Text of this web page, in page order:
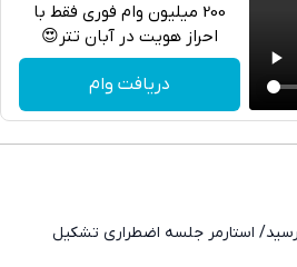
واتساپ
200 میلیون وام فوری فقط با
احراز هویت در آبان تتر😍
دریافت وام
استارمر جلسه اضطراری تشکیل